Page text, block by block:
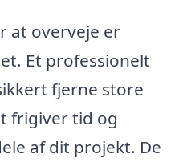
at overveje er
Et professionelt
fjerne store
frigiver tid og
af dit projekt. De